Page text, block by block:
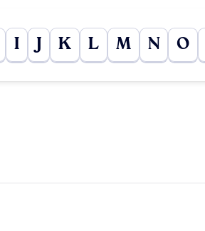
I J K L M N O